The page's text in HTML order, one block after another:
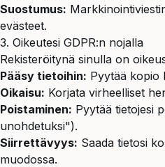
Suostumus:
evästeet.
3. Oikeutesi GDPR:n nojalla
Rekisteröitynä sinulla on
Pääsy tietoihin: Pyytää kopio
Oikaisu: Korjata virheelliset
Poistaminen: Pyytää tietojesi
unohdetuksi").
Siirrettävyys: Saada tietosi
muodossa.